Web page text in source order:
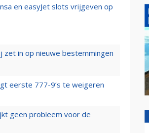
en easyJet slots vrijgeven op
zet in op nieuwe bestemmingen
eerste 777-9’s te weigeren
geen probleem voor de